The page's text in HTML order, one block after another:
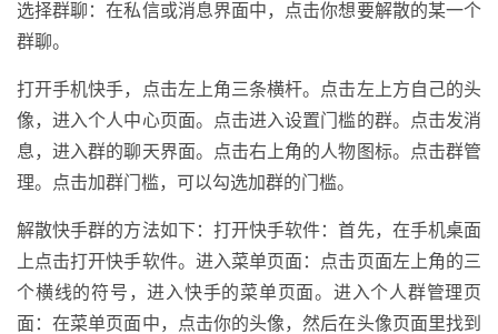
选择群聊：在私信或消息界面中，点击你想要解散的某一个
群聊。
打开手机快手，点击左上角三条横杆。点击左上方自己的头
像，进入个人中心页面。点击进入设置门槛的群。点击发消
息，进入群的聊天界面。点击右上角的人物图标。点击群管
理。点击加群门槛，可以勾选加群的门槛。
解散快手群的方法如下：打开快手软件：首先，在手机桌面
上点击打开快手软件。进入菜单页面：点击页面左上角的三
个横线的符号，进入快手的菜单页面。进入个人群管理页
面：在菜单页面中，点击你的头像，然后在头像页面里找到